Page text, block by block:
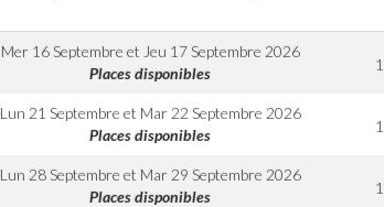
Mer 16 Septembre et Jeu 17 Septembre 2026
Places disponibles
Lun 21 Septembre et Mar 22 Septembre 2026
Places disponibles
Lun 28 Septembre et Mar 29 Septembre 2026
Places disponibles